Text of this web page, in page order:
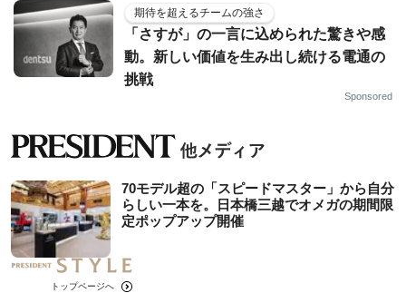
期待を超えるチームの強さ
「さすが」の一言に込められた驚きや感
動。新しい価値を生み出し続ける電通の
挑戦
Sponsored
70モデル超の「スピードマスター」から自分
らしい一本を。日本橋三越でオメガの期間限
定ポップアップ開催
トップページへ